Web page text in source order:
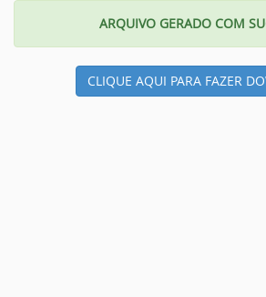
ARQUIVO GERADO COM
CLIQUE AQUI PARA FAZER